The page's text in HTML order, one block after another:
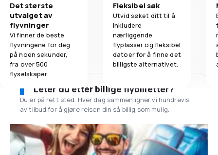
Det største
utvalget av
flyvninger
Vi finner de beste
flyvningene for deg
på noen sekunder,
fra over 500
flyselskaper.
Fleksibel søk
Utvid søket ditt til å
inkludere
nærliggende
flyplasser og fleksibel
datoer for å finne det
billigste alternativet.
Leter du etter billige flybilletter?
Du er på rett sted. Hver dag sammenligner vi hundrevis
av tilbud for å gjøre reisen din så billig som mulig.